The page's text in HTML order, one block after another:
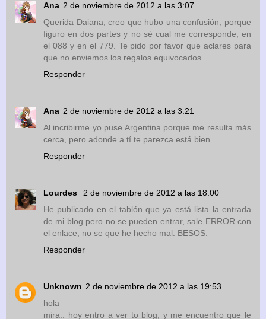
Ana 2 de noviembre de 2012 a las 3:07
Querida Daiana, creo que hubo una confusión, porque
figuro en dos partes y no sé cual me corresponde, en
el 088 y en el 779. Te pido por favor que aclares para
que no enviemos los regalos equivocados.
Responder
Ana 2 de noviembre de 2012 a las 3:21
Al incribirme yo puse Argentina porque me resulta más
cerca, pero adonde a tí te parezca está bien.
Responder
Lourdes
2 de noviembre de 2012 a las 18:00
He publicado en el tablón que ya está lista la entrada
de mi blog pero no se pueden entrar, sale ERROR con
el enlace, no se que he hecho mal. BESOS.
Responder
Unknown 2 de noviembre de 2012 a las 19:53
hola
mira.. hoy entro a ver to blog, y me encuentro que le